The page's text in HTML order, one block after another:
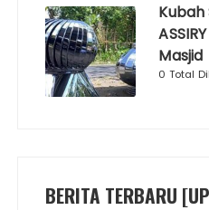
Kubah
Masjid
0 Total
BERITA TERBARU